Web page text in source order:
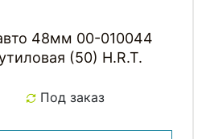
(50) H.R.T.
Под заказ